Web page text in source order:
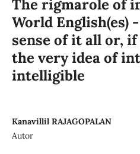
The rigmarole of
World English(es)
sense of it all or,
the very idea of
intelligible
Kanavillil RAJAGOPALAN
Autor